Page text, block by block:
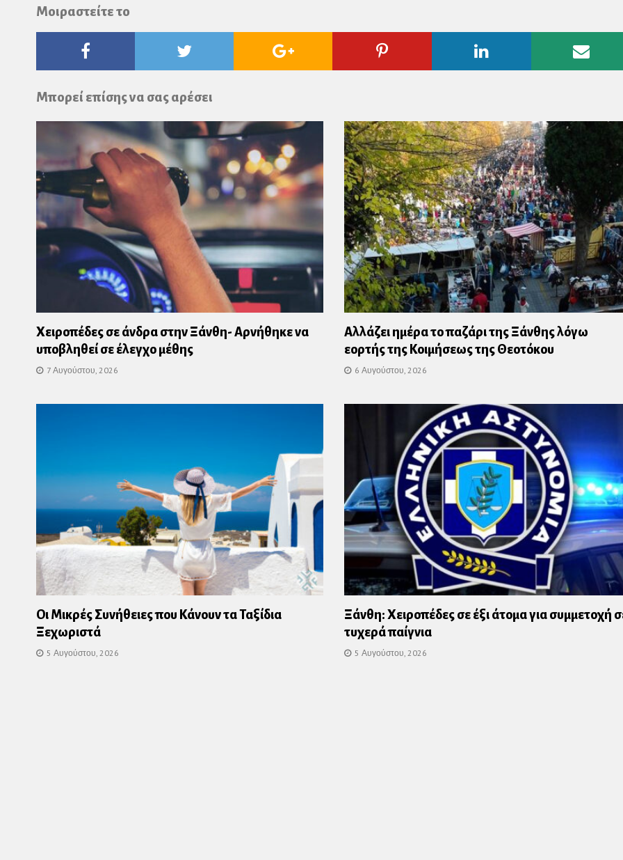
Μοιραστείτε το
Twitter
Google
Pinterest Linkedin
Μπορεί επίσης να σας αρέσει
Χειροπέδες σε άνδρα στην Ξάνθη- Αρνήθηκε να
υποβληθεί σε έλεγχο μέθης
7 Αυγούστου, 2026
Αλλάζει ημέρα το παζάρι της Ξάνθης λόγω
εορτής της Κοιμήσεως της Θεοτόκου
6 Αυγούστου, 2026
Οι Μικρές Συνήθειες που Κάνουν τα Ταξίδια
Ξεχωριστά
5 Αυγούστου, 2026
Ξάνθη: Χειροπέδες σε έξι άτομα για συμμετοχή
τυχερά παίγνια
5 Αυγούστου, 2026